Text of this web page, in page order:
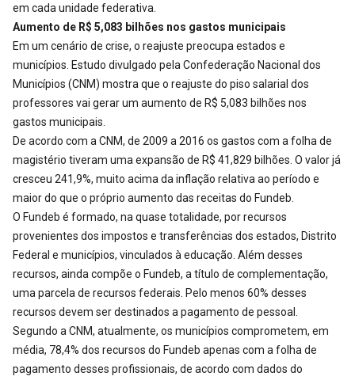
em cada unidade federativa.
Aumento de R$ 5,083 bilhões nos gastos municipais
Em um cenário de crise, o reajuste preocupa estados e
municípios. Estudo divulgado pela Confederação Nacional dos
Municípios (CNM) mostra que o reajuste do piso salarial dos
professores vai gerar um aumento de R$ 5,083 bilhões nos
gastos municipais.
De acordo com a CNM, de 2009 a 2016 os gastos com a folha de
magistério tiveram uma expansão de R$ 41,829 bilhões. O valor já
cresceu 241,9%, muito acima da inflação relativa ao período e
maior do que o próprio aumento das receitas do Fundeb.
O Fundeb é formado, na quase totalidade, por recursos
provenientes dos impostos e transferências dos estados, Distrito
Federal e municípios, vinculados à educação. Além desses
recursos, ainda compõe o Fundeb, a título de complementação,
uma parcela de recursos federais. Pelo menos 60% desses
recursos devem ser destinados a pagamento de pessoal.
Segundo a CNM, atualmente, os municípios comprometem, em
média, 78,4% dos recursos do Fundeb apenas com a folha de
pagamento desses profissionais, de acordo com dados do